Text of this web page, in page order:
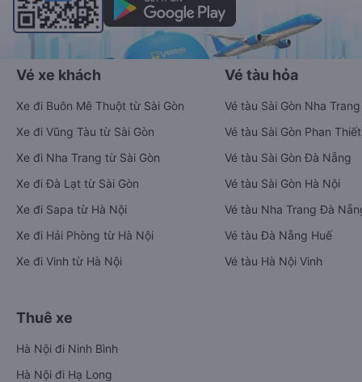
Vé xe khách
Xe đi Buôn Mê Thuột từ Sài Gòn
Xe đi Vũng Tàu từ Sài Gòn
Xe đi Nha Trang từ Sài Gòn
Xe đi Đà Lạt từ Sài Gòn
Xe đi Sapa từ Hà Nội
Xe đi Hải Phòng từ Hà Nội
Xe đi Vinh từ Hà Nội
Vé tàu hỏa
Vé tàu Sài Gòn Nha Trang
Vé tàu Sài Gòn Phan Thiết
Vé tàu Sài Gòn Đà Nẵng
Vé tàu Sài Gòn Hà Nội
Vé tàu Nha Trang Đà
Vé tàu Đà Nẵng Huế
Vé tàu Hà Nội Vinh
Thuê xe
Hà Nội đi Ninh Bình
Hà Nội đi Hạ Long